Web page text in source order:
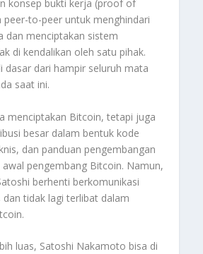
konsep bukti kerja (proof of
peer-to-peer untuk menghindari
dan menciptakan sistem
di kendalikan oleh satu pihak.
dasar dari hampir seluruh mata
saat ini.
menciptakan Bitcoin, tetapi juga
besar dalam bentuk kode
dan panduan pengembangan
pengembang Bitcoin. Namun,
berhenti berkomunikasi
tidak lagi terlibat dalam
luas, Satoshi Nakamoto bisa di